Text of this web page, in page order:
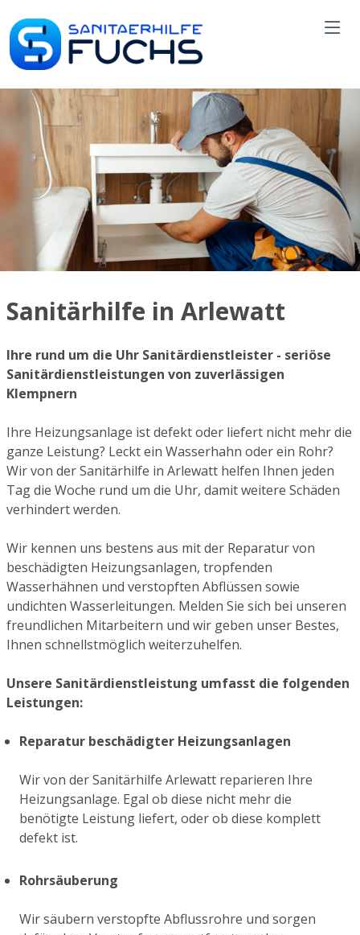
Sanitärhilfe in Arlewatt
Ihre rund um die Uhr Sanitärdienstleister - seriöse
Sanitärdienstleistungen von zuverlässigen
Klempnern
Ihre Heizungsanlage ist defekt oder liefert nicht mehr die
ganze Leistung? Leckt ein Wasserhahn oder ein Rohr?
Wir von der Sanitärhilfe in Arlewatt helfen Ihnen jeden
Tag die Woche rund um die Uhr, damit weitere Schäden
verhindert werden.
Wir kennen uns bestens aus mit der Reparatur von
beschädigten Heizungsanlagen, tropfenden
Wasserhähnen und verstopften Abflüssen sowie
undichten Wasserleitungen. Melden Sie sich bei unseren
freundlichen Mitarbeitern und wir geben unser Bestes,
Ihnen schnellstmöglich weiterzuhelfen.
Unsere Sanitärdienstleistung umfasst die folgenden
Leistungen:
Reparatur beschädigter Heizungsanlagen
Wir von der Sanitärhilfe Arlewatt reparieren Ihre
Heizungsanlage. Egal ob diese nicht mehr die
benötigte Leistung liefert, oder ob diese komplett
defekt ist.
Rohrsäuberung
Wir säubern verstopfte Abflussrohre und sorgen